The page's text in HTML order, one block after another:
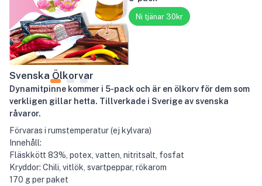
Ni tjänar 30kr
Svenska Ölkorvar
Dynamitpinne kommer i 5-pack och är en ölkorv för dem som
verkligen gillar hetta. Tillverkade i Sverige av svenska
råvaror.
Förvaras i rumstemperatur (ej kylvara)
Innehåll:
Fläskkött 83%, potex, vatten, nitritsalt, fosfat
Kryddor: Chili, vitlök, svartpeppar, rökarom
170 g per paket